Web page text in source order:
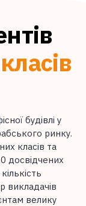
будівлі у
ринку.
класів та
досвідчених
викладачів
велику